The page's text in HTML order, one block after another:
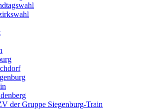
der Gruppe Siegenburg-Train